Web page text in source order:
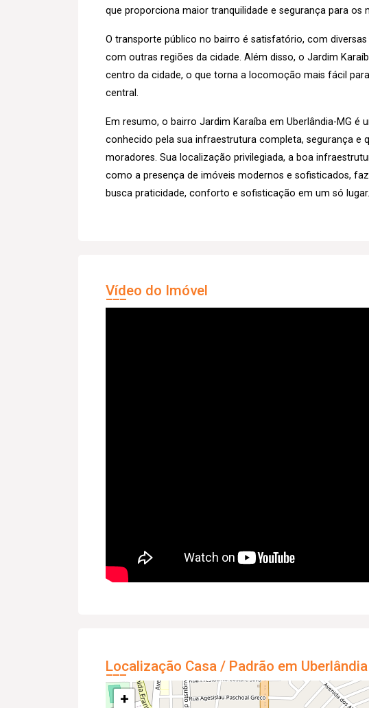
que proporciona maior tranquilidade e segurança para os
O transporte público no bairro é satisfatório, com
com outras regiões da cidade. Além disso, o Jardim
centro da cidade, o que torna a locomoção mais fácil
central.
Em resumo, o bairro Jardim Karaíba em Uberlândia-MG é
conhecido pela sua infraestrutura completa, segurança e
moradores. Sua localização privilegiada, a boa
como a presença de imóveis modernos e sofisticados,
busca praticidade, conforto e sofisticação em um só lugar.
Vídeo do Imóvel
Localização Casa / Padrão em Uberlândia
+